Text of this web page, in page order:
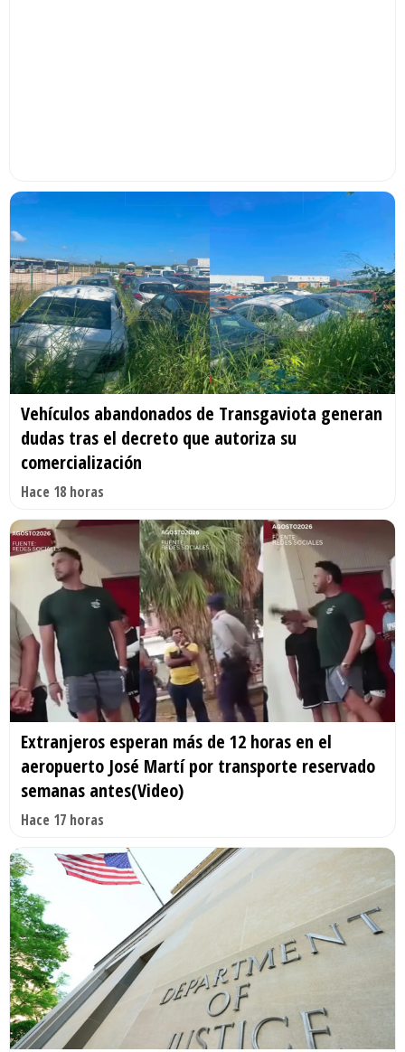
Vehículos abandonados de Transgaviota generan
dudas tras el decreto que autoriza su
comercialización
Hace 18 horas
Extranjeros esperan más de 12 horas en el
aeropuerto José Martí por transporte reservado
semanas antes(Video)
Hace 17 horas